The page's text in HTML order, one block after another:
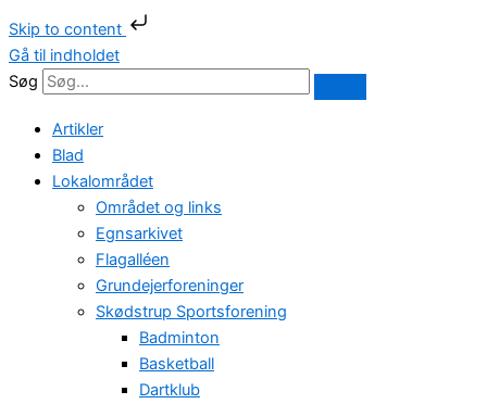
Skip to content
Gå til indholdet
Søg
Artikler
Blad
Lokalområdet
Området og links
Egnsarkivet
Flagalléen
Grundejerforeninger
Skødstrup Sportsforening
Badminton
Basketball
Dartklub